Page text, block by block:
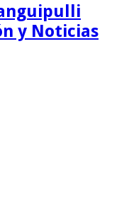
y Noticias